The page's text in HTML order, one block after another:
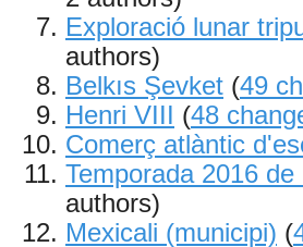
Exploració lunar
authors)
Belkıs Şevket (49
Henri VIII (48
Comerç atlàntic
Temporada 2016
authors)
Mexicali (municipi) (